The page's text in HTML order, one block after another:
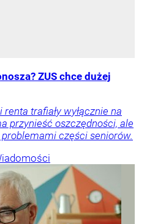
ZUS chce dużej
trafiały wyłącznie na
przynieść oszczędności, ale
części seniorów.